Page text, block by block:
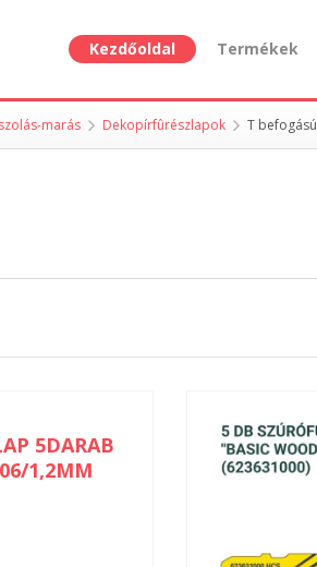
Kezdőoldal Termékek
marás Dekopírfûrészlapok T befogású
5DARAB
1,2MM